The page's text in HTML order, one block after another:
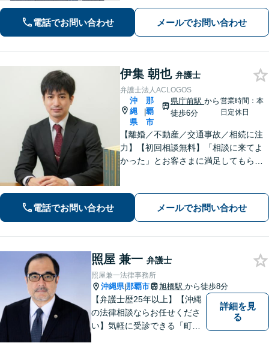
額）・明け渡し請求・立退料増額など
に対応。交渉から訴訟までお任せくだ
電話でお問い合わせ メールでお問い合わせ
伊集 朝也 弁護士
弁護士法人ACLOGOS
沖
縄
県
|
那
覇
市
県庁前駅 から
徒歩6分
営業時間：本
日定休日
【離婚／不動産／交通事故／相続に注
力】【初回相談無料】「相談に来てよ
かった」とお客さまに満足してもらう
く、丁寧なヒアリングで皆様のお気持
ちに寄り添います。
電話でお問い合わせ メールでお問い合わせ
照屋 兼一 弁護士
照屋兼一法律事務所
沖縄県|那覇市 旭橋駅 から徒歩8分
【弁護士歴25年以上】【沖縄
の法律相談ならお任せくださ
い】気軽に受診できる「町医
詳細を見
る